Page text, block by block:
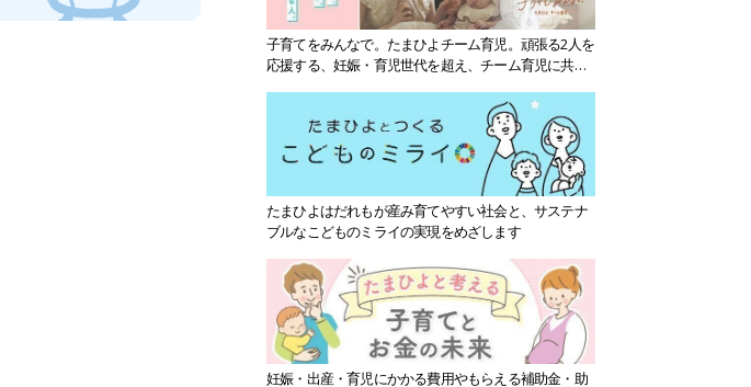
子育てをみんなで。たまひよチーム育児。頑張る2人を
応援する、妊娠・育児世代を超え、チーム育児に共感
たまひよはだれもが産み育てやすい社会と、サステナ
ブルなこどものミライの実現をめざします
妊娠・出産・育児にかかる費用やもらえる補助金・助